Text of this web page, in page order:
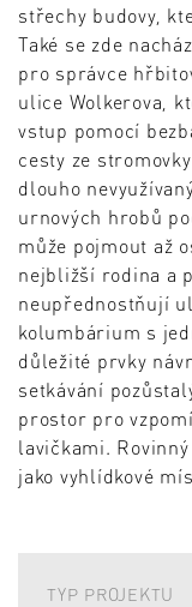
střechy budovy,
Také se zde
pro správce
ulice Wolkerova,
vstup pomocí
cesty ze
dlouho
urnových hrobů
může pojmout až
nejbližší rodina a
neupřednostňují
kolumbárium s
důležité prvky
setkávání
prostor pro
lavičkami.
jako vyhlídkové
TYP PROJEKTU